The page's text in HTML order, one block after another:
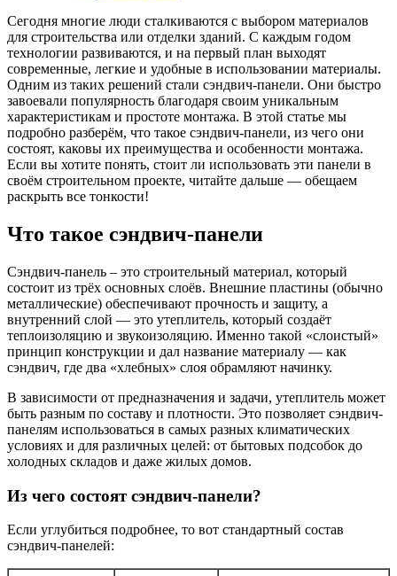
Сегодня многие люди сталкиваются с выбором материалов
для строительства или отделки зданий. С каждым годом
технологии развиваются, и на первый план выходят
современные, легкие и удобные в использовании материалы.
Одним из таких решений стали сэндвич-панели. Они быстро
завоевали популярность благодаря своим уникальным
характеристикам и простоте монтажа. В этой статье мы
подробно разберём, что такое сэндвич-панели, из чего они
состоят, каковы их преимущества и особенности монтажа.
Если вы хотите понять, стоит ли использовать эти панели в
своём строительном проекте, читайте дальше — обещаем
раскрыть все тонкости!
Что такое сэндвич-панели
Сэндвич-панель – это строительный материал, который
состоит из трёх основных слоёв. Внешние пластины (обычно
металлические) обеспечивают прочность и защиту, а
внутренний слой — это утеплитель, который создаёт
теплоизоляцию и звукоизоляцию. Именно такой «слоистый»
принцип конструкции и дал название материалу — как
сэндвич, где два «хлебных» слоя обрамляют начинку.
В зависимости от предназначения и задачи, утеплитель может
быть разным по составу и плотности. Это позволяет сэндвич-
панелям использоваться в самых разных климатических
условиях и для различных целей: от бытовых подсобок до
холодных складов и даже жилых домов.
Из чего состоят сэндвич-панели?
Если углубиться подробнее, то вот стандартный состав
сэндвич-панелей: